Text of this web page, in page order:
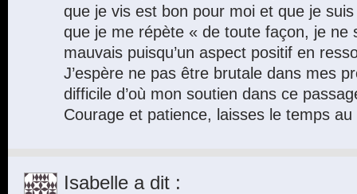
que je vis est bon pour moi et que je
que je me répète « de toute façon, je ne
mauvais puisqu’un aspect positif en
J’espère ne pas être brutale dans mes
difficile d’où mon soutien dans ce
Courage et patience, laisses le temps
Isabelle a dit :